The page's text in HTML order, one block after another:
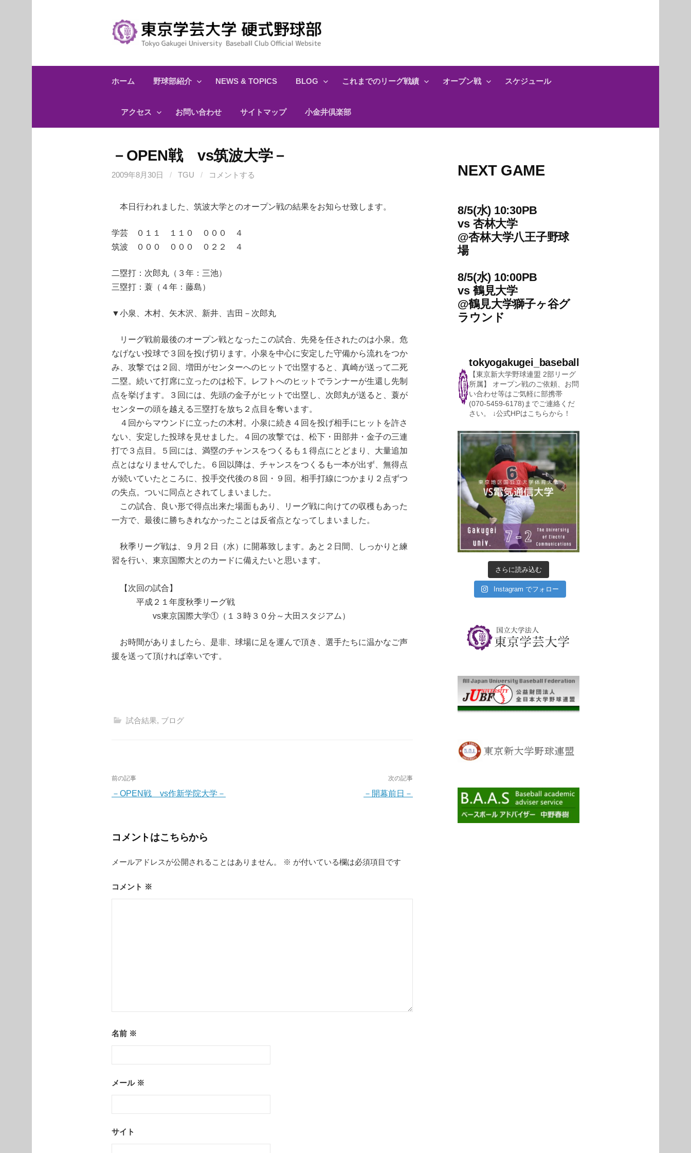
ホーム 野球部紹介 NEWS & TOPICS BLOG これまでのリーグ戦績 オープン戦 スケジュール
アクセス お問い合わせ サイトマップ 小金井倶楽部
－OPEN戦 vs筑波大学－
2009年8月30日 / TGU / コメントする
本日行われました、筑波大学とのオープン戦の結果をお知らせ致します。
学芸 ０１１ １１０ ０００ ４
筑波 ０００ ０００ ０２２ ４
二塁打：次郎丸（３年：三池）
三塁打：蓑（４年：藤島）
▼小泉、木村、矢木沢、新井、吉田－次郎丸
リーグ戦前最後のオープン戦となったこの試合、先発を任されたのは小泉。危
なげない投球で３回を投げ切ります。小泉を中心に安定した守備から流れをつか
み、攻撃では２回、増田がセンターへのヒットで出塁すると、真崎が送って二死
二塁。続いて打席に立ったのは松下。レフトへのヒットでランナーが生還し先制
点を挙げます。３回には、先頭の金子がヒットで出塁し、次郎丸が送ると、蓑が
センターの頭を越える三塁打を放ち２点目を奪います。
４回からマウンドに立ったの木村。小泉に続き４回を投げ相手にヒットを許さ
ない、安定した投球を見せました。４回の攻撃では、松下・田部井・金子の三連
打で３点目。５回には、満塁のチャンスをつくるも１得点にとどまり、大量追加
点とはなりませんでした。６回以降は、チャンスをつくるも一本が出ず、無得点
が続いていたところに、投手交代後の８回・９回。相手打線につかまり２点ずつ
の失点。ついに同点とされてしまいました。
この試合、良い形で得点出来た場面もあり、リーグ戦に向けての収穫もあった
一方で、最後に勝ちきれなかったことは反省点となってしまいました。
秋季リーグ戦は、９月２日（水）に開幕致します。あと２日間、しっかりと練
習を行い、東京国際大とのカードに備えたいと思います。
【次回の試合】
平成２１年度秋季リーグ戦
vs東京国際大学①（１３時３０分～大田スタジアム）
お時間がありましたら、是非、球場に足を運んで頂き、選手たちに温かなご声
援を送って頂ければ幸いです。
試合結果, ブログ
投
稿
ビ
ー
シ
ョ
前の記事
－OPEN戦 vs作新学院大学－
次の記事
－開幕前日－
コメントはこちらから
メールアドレスが公開されることはありません。 ※ が付いている欄は必須項目です
コメント ※
名前 ※
メール ※
サイト
NEXT GAME
8/5(水) 10:30PB
vs杏林大学
@杏林大学八王子野球
場
8/5(水) 10:00PB
vs鶴見大学
@鶴見大学獅子ヶ谷グ
ラウンド
tokyogakugei_baseball
【東京新大学野球連盟 2部リーグ
所属】
オープン戦のご依頼、お問
い合わせ等はご気軽に部携帯
(070-5459-6178)までご連絡くだ
さい。
↓公式HPはこちらから！
さらに読み込む
Instagram でフォロー